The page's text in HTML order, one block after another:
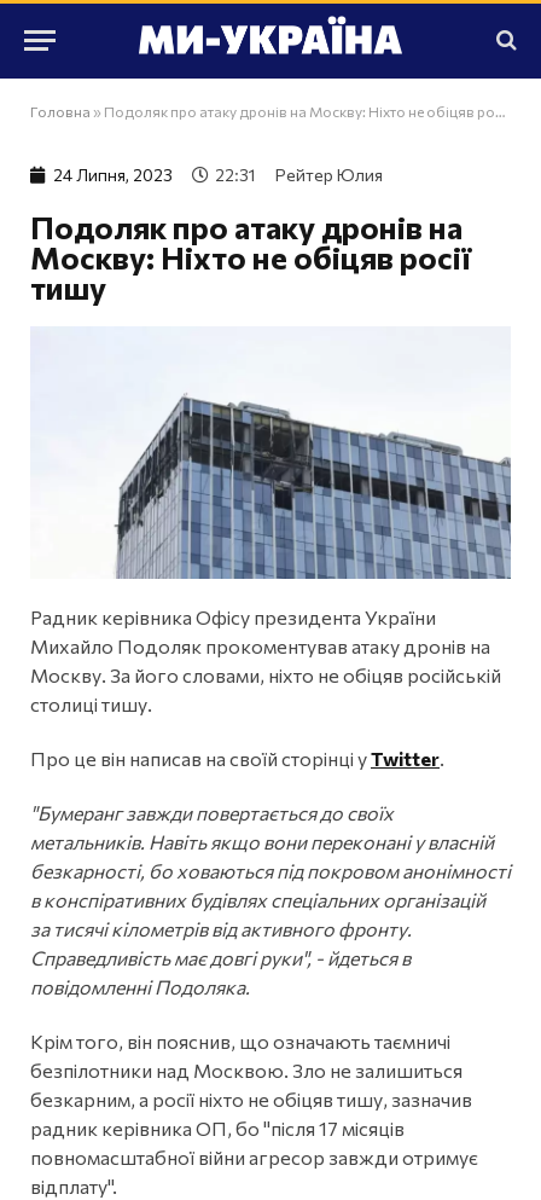
Головна » Подоляк про атаку дронів на Москву: Ніхто не обіцяв росії тишу
24 Липня, 2023 22:31 Рейтер Юлия
Подоляк про атаку дронів на
Москву: Ніхто не обіцяв росії
тишу
Радник керівника Офісу президента України
Михайло Подоляк прокоментував атаку дронів на
Москву. За його словами, ніхто не обіцяв російській
столиці тишу.
Про це він написав на своїй сторінці уTwitter
"Бумеранг завжди повертається до своїх
метальників. Навіть якщо вони переконані у власній
безкарності, бо ховаються під покровом анонімності
в конспіративних будівлях спеціальних організацій
за тисячі кілометрів від активного фронту.
Справедливість має довгі руки", - йдеться в
повідомленні Подоляка.
Крім того, він пояснив, що означають таємничі
безпілотники над Москвою. Зло не залишиться
безкарним, а росії ніхто не обіцяв тишу, зазначив
радник керівника ОП, бо "після 17 місяців
повномасштабної війни агресор завжди отримує
відплату".